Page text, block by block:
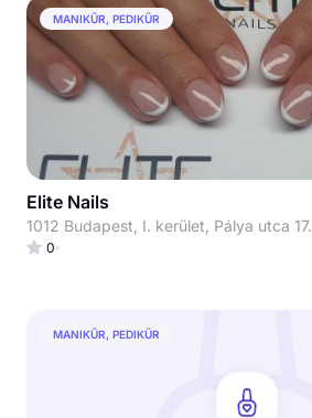
MANIKŰR, PEDIKŰR
Elite Nails
1012 Budapest, I. kerület, Pálya utca 17.
0
MANIKŰR, PEDIKŰR